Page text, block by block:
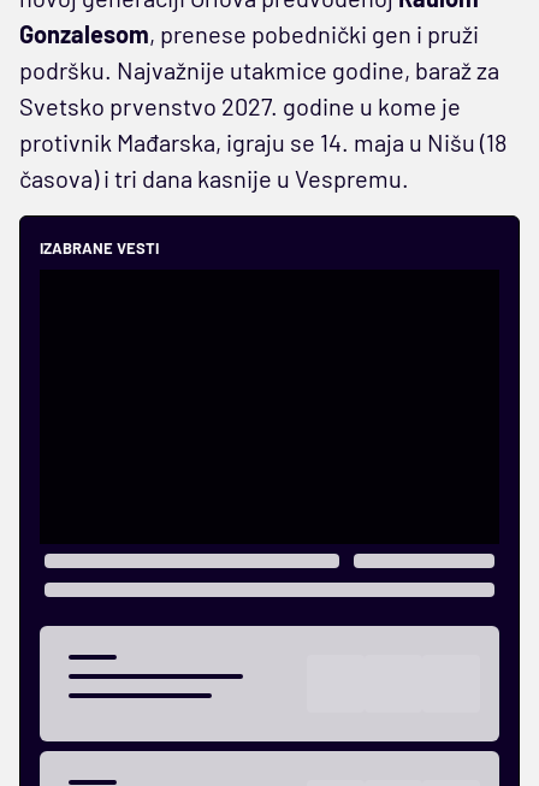
Gonzalesom, prenese pobednički gen i pruži
podršku. Najvažnije utakmice godine, baraž za
Svetsko prvenstvo 2027. godine u kome je
protivnik Mađarska, igraju se 14. maja u Nišu (18
časova) i tri dana kasnije u Vespremu.
IZABRANE VESTI